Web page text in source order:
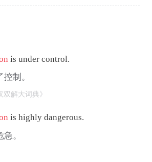
is under control.
制。
双解大词典》
is highly dangerous.
。